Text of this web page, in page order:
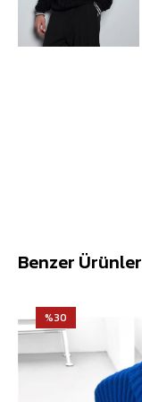
Benzer Ürünler
%30